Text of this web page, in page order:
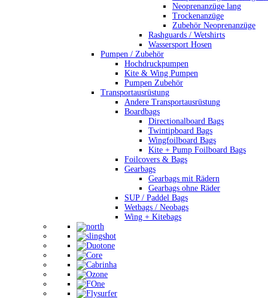
Neoprenanzüge lang
Trockenanzüge
Zubehör Neoprenanzüge
Rashguards / Wetshirts
Wassersport Hosen
Pumpen / Zubehör
Hochdruckpumpen
Kite & Wing Pumpen
Pumpen Zubehör
Transportausrüstung
Andere Transportausrüstung
Boardbags
Directionalboard Bags
Twintipboard Bags
Wingfoilboard Bags
Kite + Pump Foilboard Bags
Foilcovers & Bags
Gearbags
Gearbags mit Rädern
Gearbags ohne Räder
SUP / Paddel Bags
Wetbags / Neobags
Wing + Kitebags